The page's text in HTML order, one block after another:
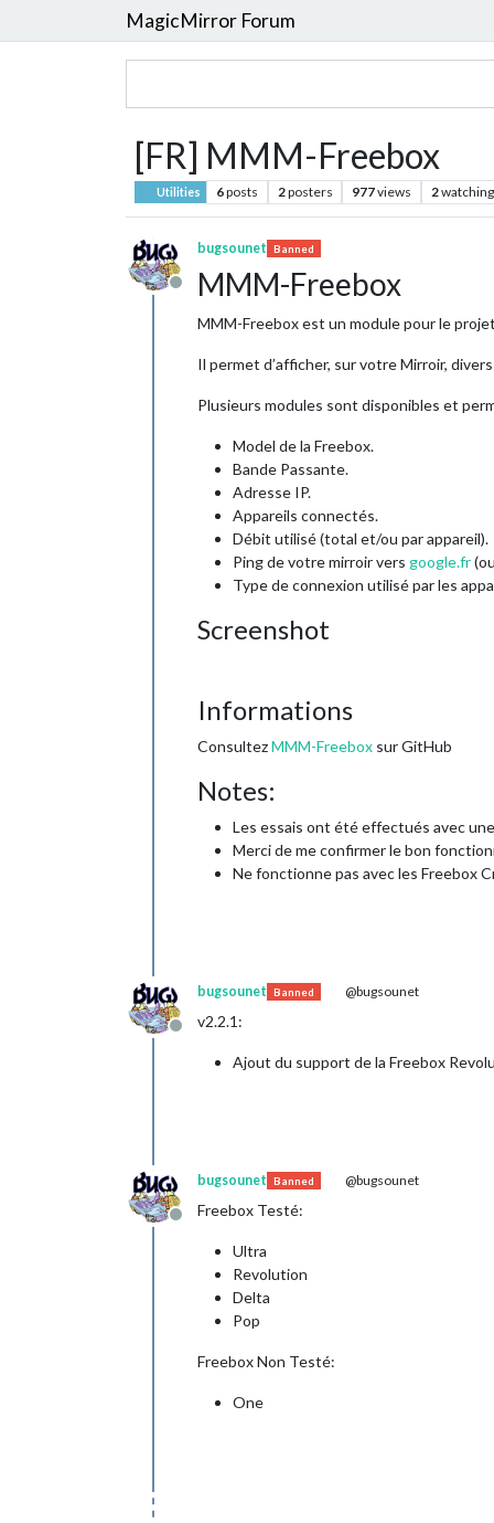
MagicMirror Forum
[FR] MMM-Freebox
Utilities 6posts 2posters 977views 2watching
Offline
bugsounet Banned
MMM-Freebox
MMM-Freebox est un module pour le projet
Il permet d’afficher, sur votre Mirroir,
Plusieurs modules sont disponibles et
Model de la Freebox.
Bande Passante.
Adresse IP.
Appareils connectés.
Débit utilisé (total et/ou par appareil).
Ping de votre mirroir vers google.fr
Type de connexion utilisé par les
Screenshot
Informations
ConsultezMMM-Freebox sur GitHub
Notes:
Les essais ont été effectués avec
Merci de me confirmer le bon
Ne fonctionne pas avec les Freebox
Offline
bugsounet Banned @bugsounet
v2.2.1:
Ajout du support de la Freebox
Offline
bugsounet Banned @bugsounet
Freebox Testé:
Ultra
Revolution
Delta
Pop
Freebox Non Testé:
One